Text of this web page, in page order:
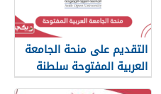
التقديم على منحة الجامعة
العربية المفتوحة سلطنة
عمان 2026